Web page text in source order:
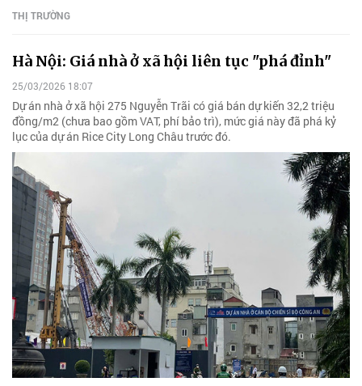
THỊ TRƯỜNG
Hà Nội: Giá nhà ở xã hội liên tục "phá đỉnh"
25/03/2026 18:07
Dự án nhà ở xã hội 275 Nguyễn Trãi có giá bán dự kiến 32,2 triệu
đồng/m2 (chưa bao gồm VAT, phí bảo trì), mức giá này đã phá kỷ
lục của dự án Rice City Long Châu trước đó.